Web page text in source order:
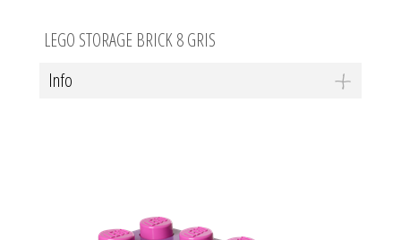
LEGO STORAGE BRICK 8 GRIS
Info